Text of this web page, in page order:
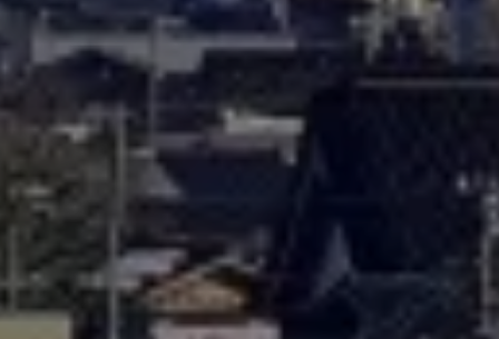
お問い合わせはこちら